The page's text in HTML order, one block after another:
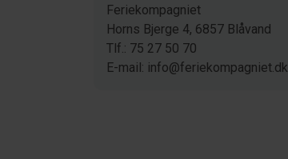
Feriekompagniet
Horns Bjerge 4, 6857 Blåvand
Tlf.: 75 27 50 70
E-mail: info@feriekompagniet.dk